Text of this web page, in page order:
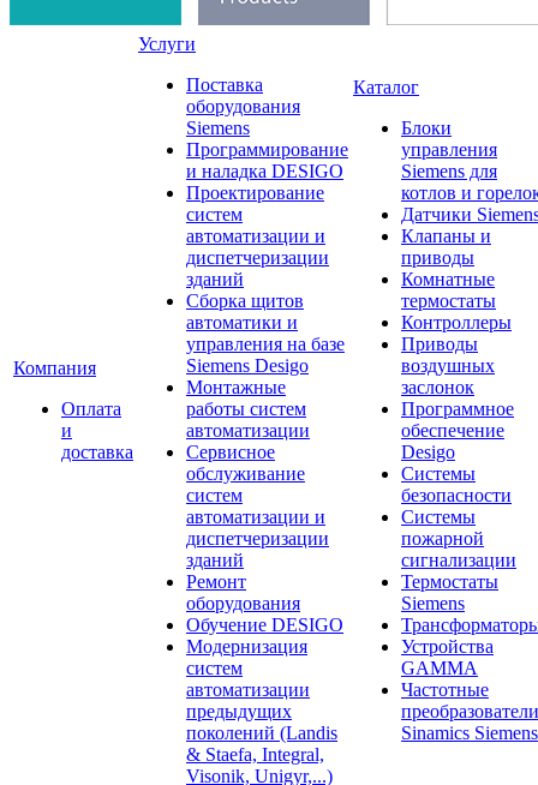
Компания
Оплата
и
доставка
Услуги
Поставка
оборудования
Siemens
Программирование
и наладка DESIGO
Проектирование
систем
автоматизации и
диспетчеризации
зданий
Сборка щитов
автоматики и
управления на базе
Siemens Desigo
Монтажные
работы систем
автоматизации
Сервисное
обслуживание
систем
автоматизации и
диспетчеризации
зданий
Ремонт
оборудования
Обучение DESIGO
Модернизация
систем
автоматизации
предыдущих
поколений (Landis
& Staefa, Integral,
Visonik, Unigyr,...)
Каталог
Блоки
управления
Siemens для
котлов и
Датчики
Клапаны и
приводы
Комнатные
термостаты
Контроллеры
Приводы
воздушных
заслонок
Программное
обеспечение
Desigo
Системы
безопасности
Системы
пожарной
сигнализации
Термостаты
Siemens
Устройства
GAMMA
Частотные
преобразователи
Sinamics Siemens